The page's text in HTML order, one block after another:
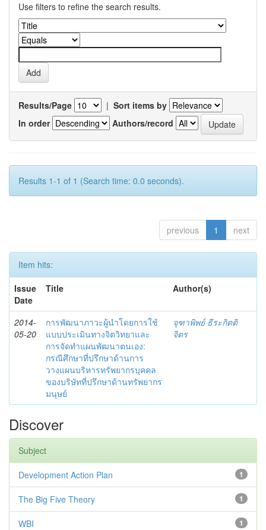
Use filters to refine the search results.
Results/Page | Sort items by
In order
Authors/record
Results 1-1 of 1 (Search time: 0.0 seconds).
previous 1 next
Item hits:
Issue
Date
Title Author(s)
2014-
05-20
การพัฒนาภาวะผู้นำโดยการใช้
แบบประเมินทางจิตวิทยาและ
การจัดทำแผนพัฒนาตนเอง:
กรณีศึกษาที่ปรึกษาด้านการ
วางแผนบริหารทรัพยากรบุคคล
ของบริษัทที่ปรึกษาด้านทรัพยากร
มนุษย์
จุฑาพิพย์ ธีระกิตติ
จิตร
Discover
Subject
1
Development Action Plan
1
The Big Five Theory
1
WBI